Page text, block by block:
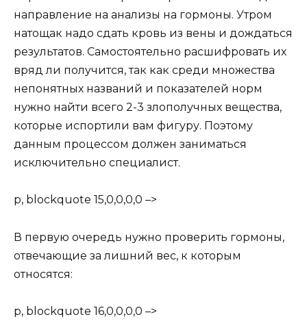
направление на анализы на гормоны. Утром
натощак надо сдать кровь из вены и дождаться
результатов. Самостоятельно расшифровать их
вряд ли получится, так как среди множества
непонятных названий и показателей норм
нужно найти всего 2-3 злополучных вещества,
которые испортили вам фигуру. Поэтому
данным процессом должен заниматься
исключительно специалист.
p, blockquote 15,0,0,0,0 –>
В первую очередь нужно проверить гормоны,
отвечающие за лишний вес, к которым
относятся:
p, blockquote 16,0,0,0,0 –>